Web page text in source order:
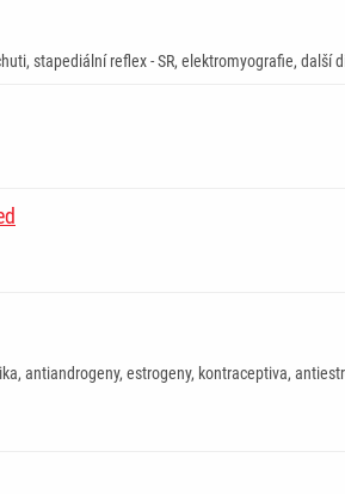
stapediální reflex - SR, elektromyografie, další
antiandrogeny, estrogeny, kontraceptiva,